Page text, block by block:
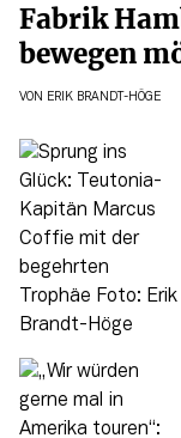
Fabrik
bewegen
VON ERIK BRANDT-HÖGE